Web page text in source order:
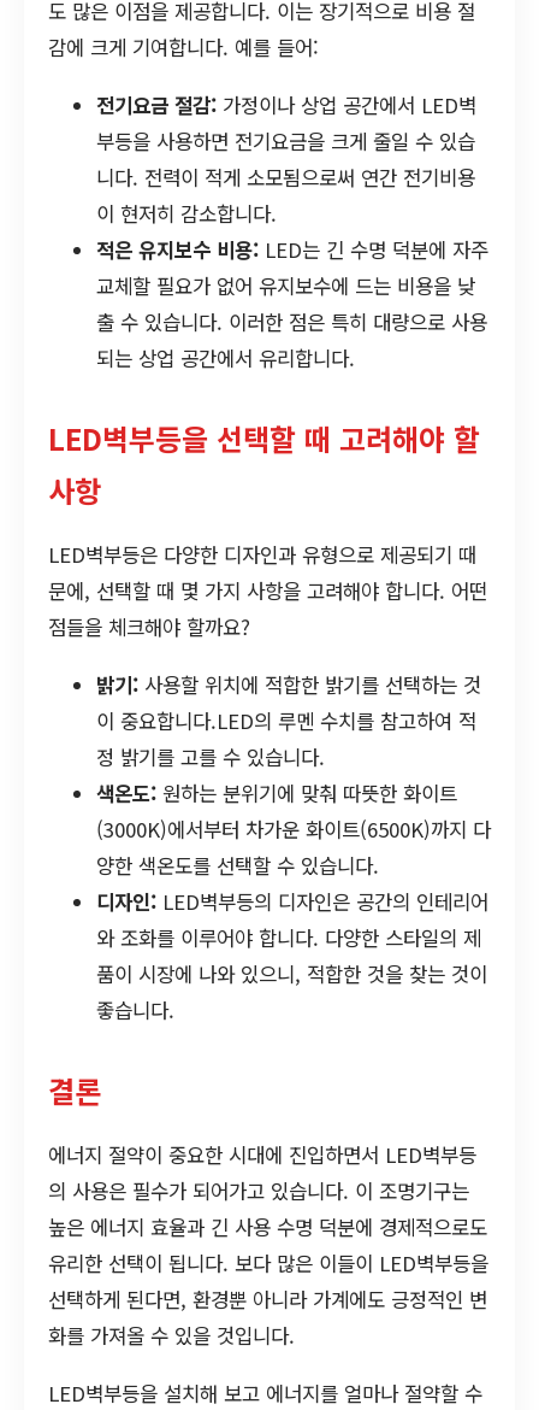
도 많은 이점을 제공합니다. 이는 장기적으로 비용 절
감에 크게 기여합니다. 예를 들어:
전기요금 절감: 가정이나 상업 공간에서 LED벽
부등을 사용하면 전기요금을 크게 줄일 수 있습
니다. 전력이 적게 소모됨으로써 연간 전기비용
이 현저히 감소합니다.
적은 유지보수 비용: LED는 긴 수명 덕분에 자주
교체할 필요가 없어 유지보수에 드는 비용을 낮
출 수 있습니다. 이러한 점은 특히 대량으로 사용
되는 상업 공간에서 유리합니다.
LED벽부등을 선택할 때 고려해야 할
사항
LED벽부등은 다양한 디자인과 유형으로 제공되기 때
문에, 선택할 때 몇 가지 사항을 고려해야 합니다. 어떤
점들을 체크해야 할까요?
밝기: 사용할 위치에 적합한 밝기를 선택하는 것
이 중요합니다.LED의 루멘 수치를 참고하여 적
정 밝기를 고를 수 있습니다.
색온도: 원하는 분위기에 맞춰 따뜻한 화이트
(3000K)에서부터 차가운 화이트(6500K)까지 다
양한 색온도를 선택할 수 있습니다.
디자인: LED벽부등의 디자인은 공간의 인테리어
와 조화를 이루어야 합니다. 다양한 스타일의 제
품이 시장에 나와 있으니, 적합한 것을 찾는 것이
좋습니다.
결론
에너지 절약이 중요한 시대에 진입하면서 LED벽부등
의 사용은 필수가 되어가고 있습니다. 이 조명기구는
높은 에너지 효율과 긴 사용 수명 덕분에 경제적으로도
유리한 선택이 됩니다. 보다 많은 이들이 LED벽부등을
선택하게 된다면, 환경뿐 아니라 가계에도 긍정적인 변
화를 가져올 수 있을 것입니다.
LED벽부등을 설치해 보고 에너지를 얼마나 절약할 수